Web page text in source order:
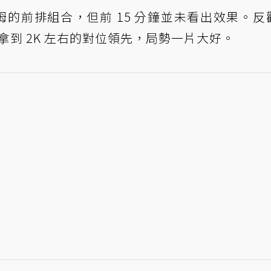
的前排組合，但前 15 分鐘並未看出效果。反
2K 左右的對位領先，局勢一片大好。